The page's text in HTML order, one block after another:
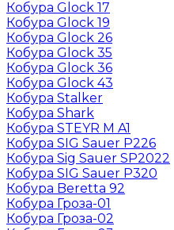
Кобура Glock 17
Кобура Glock 19
Кобура Glock 26
Кобура Glock 35
Кобура Glock 36
Кобура Glock 43
Кобура Stalker
Кобура Shark
Кобура STEYR M A1
Кобура SIG Sauer P226
Кобура Sig Sauer SP2022
Кобура SIG Sauer P320
Кобура Beretta 92
Кобура Гроза-01
Кобура Гроза-02